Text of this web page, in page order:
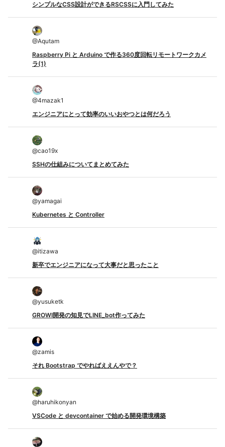
シンプルなCSS設計ができるRSCSSに入門してみた
@Aqutam
Raspberry Pi と Arduino で作る360度回転リモートワークカメ
ラ(1)
@4mazak1
エンジニアにとって効率のいいおやつとは何だろう
@cao19x
SSHの仕組みについてまとめてみた
@yamagai
Kubernetes と Controller
@itizawa
新卒でエンジニアになって大事だと思ったこと
@yusuketk
GROWI開発の知見でLINE_bot作ってみた
@zamis
それ Bootstrap でやればええんやで？
@haruhikonyan
VSCode と devcontainer で始める開発環境構築